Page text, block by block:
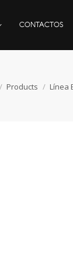
CONTACTOS
Products Línea